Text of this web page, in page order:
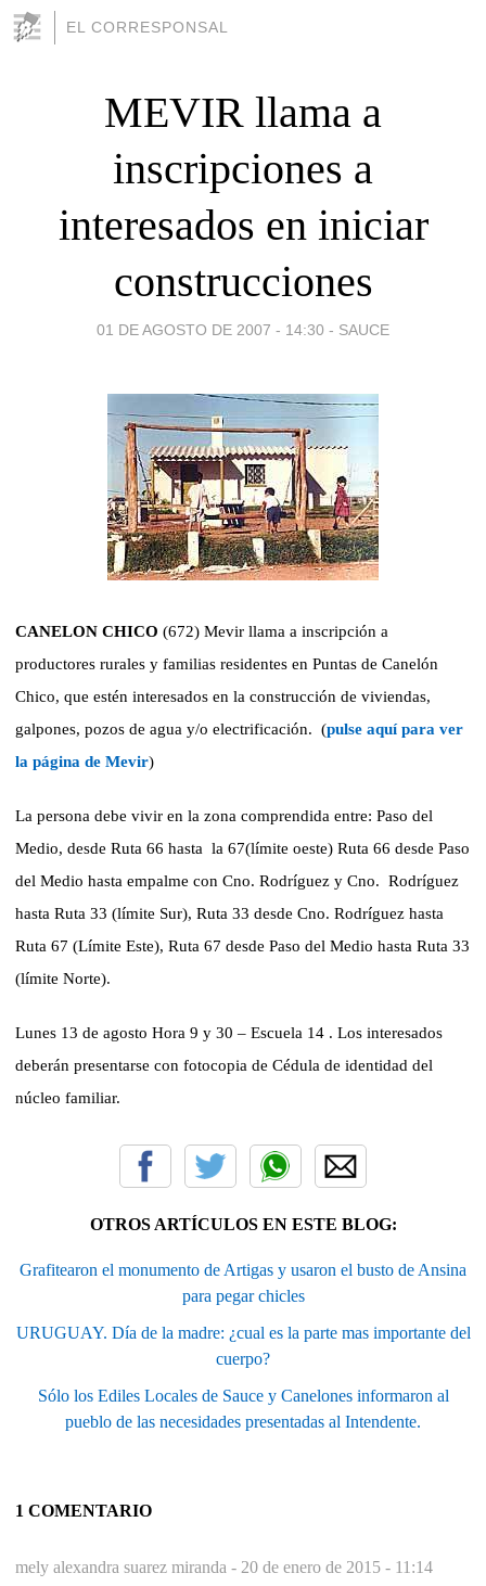
EL CORRESPONSAL
MEVIR llama a
inscripciones a
interesados en iniciar
construcciones
01 DE AGOSTO DE 2007 - 14:30 - SAUCE
CANELON CHICO (672) Mevir llama a inscripción a
productores rurales y familias residentes en Puntas de Canelón
Chico, que estén interesados en la construcción de viviendas,
galpones, pozos de agua y/o electrificación. (pulse aquí para ver
la página de Mevir)
La persona debe vivir en la zona comprendida entre: Paso del
Medio, desde Ruta 66 hasta la 67(límite oeste) Ruta 66 desde Paso
del Medio hasta empalme con Cno. Rodríguez y Cno. Rodríguez
hasta Ruta 33 (límite Sur), Ruta 33 desde Cno. Rodríguez hasta
Ruta 67 (Límite Este), Ruta 67 desde Paso del Medio hasta Ruta 33
(límite Norte).
Lunes 13 de agosto Hora 9 y 30 – Escuela 14 . Los interesados
deberán presentarse con fotocopia de Cédula de identidad del
núcleo familiar.
OTROS ARTÍCULOS EN ESTE BLOG:
Grafitearon el monumento de Artigas y usaron el busto de Ansina
para pegar chicles
URUGUAY. Día de la madre: ¿cual es la parte mas importante del
cuerpo?
Sólo los Ediles Locales de Sauce y Canelones informaron al
pueblo de las necesidades presentadas al Intendente.
1 COMENTARIO
mely alexandra suarez miranda - 20 de enero de 2015 - 11:14